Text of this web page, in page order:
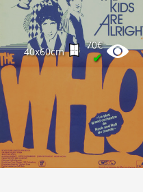
40x60cm
70€
✔